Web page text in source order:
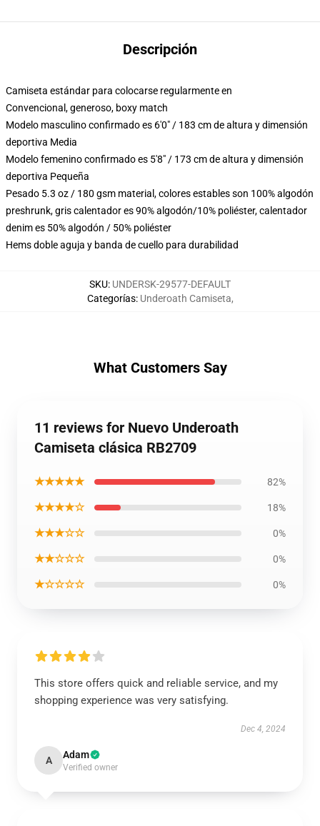
Descripción
Camiseta estándar para colocarse regularmente en
Convencional, generoso, boxy match
Modelo masculino confirmado es 6'0" / 183 cm de altura y dimensión
deportiva Media
Modelo femenino confirmado es 5'8" / 173 cm de altura y dimensión
deportiva Pequeña
Pesado 5.3 oz / 180 gsm material, colores estables son 100% algodón
preshrunk, gris calentador es 90% algodón/10% poliéster, calentador
denim es 50% algodón / 50% poliéster
Hems doble aguja y banda de cuello para durabilidad
SKU: UNDERSK-29577-DEFAULT
Categorías: Underoath Camiseta,
What Customers Say
11 reviews for Nuevo Underoath
Camiseta clásica RB2709
★★★★★ 82%
★★★★☆ 18%
★★★☆☆ 0%
★★☆☆☆ 0%
★☆☆☆☆ 0%
This store offers quick and reliable service, and my
shopping experience was very satisfying.
Dec 4, 2024
A Adam
Verified owner